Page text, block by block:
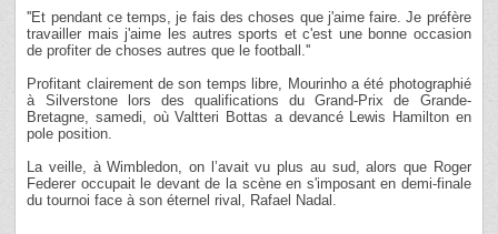
''Et pendant ce temps, je fais des choses que j'aime faire. Je préfère
travailler mais j'aime les autres sports et c'est une bonne occasion
de profiter de choses autres que le football.''
Profitant clairement de son temps libre, Mourinho a été photographié
à Silverstone lors des qualifications du Grand-Prix de Grande-
Bretagne, samedi, où Valtteri Bottas a devancé Lewis Hamilton en
pole position.
La veille, à Wimbledon, on l’avait vu plus au sud, alors que Roger
Federer occupait le devant de la scène en s'imposant en demi-finale
du tournoi face à son éternel rival, Rafael Nadal.